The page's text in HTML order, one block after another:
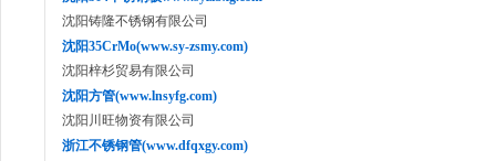
沈阳铸隆不锈钢有限公司
沈阳35CrMo(www.sy-zsmy.com)
沈阳梓杉贸易有限公司
沈阳方管(www.lnsyfg.com)
沈阳川旺物资有限公司
浙江不锈钢管(www.dfqxgy.com)